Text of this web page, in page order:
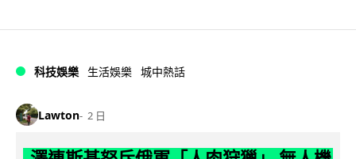
科技娛樂 生活娛樂 城中熱話
Lawton 2 日